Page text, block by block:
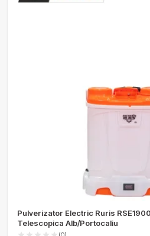
Pulverizator Electric Ruris
Telescopica Alb/Portocaliu